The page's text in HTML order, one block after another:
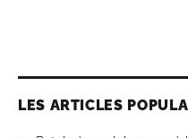
LES ARTICLES